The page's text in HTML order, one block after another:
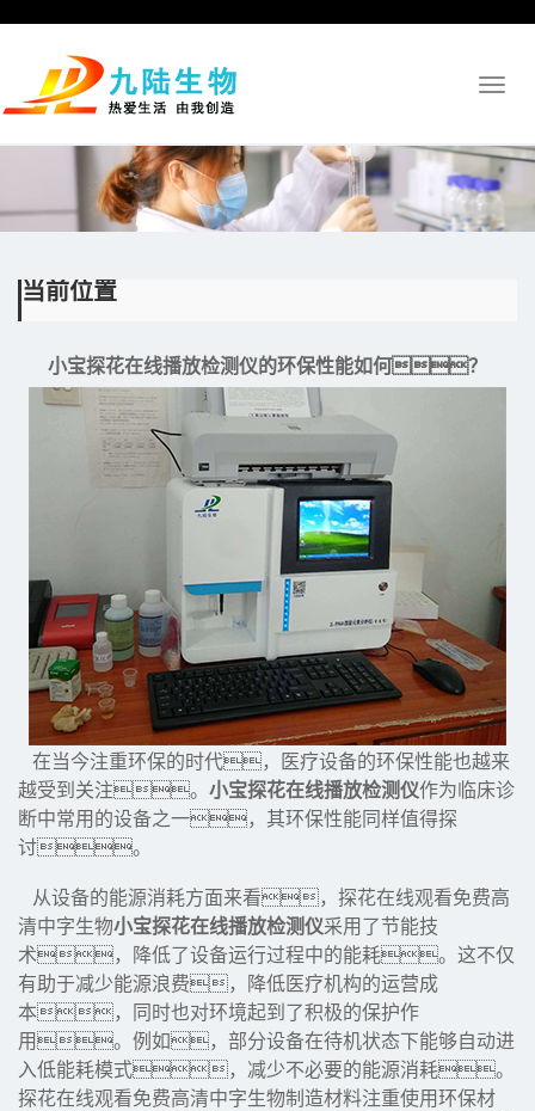
Toggle
当前位置
小宝探花在线播放检测仪的环保性能如何？
在当今注重环保的时代，医疗设备的环保性能也越来
越受到关注。 小宝探花在线播放检测仪作为临床诊
断中常用的设备之一，其环保性能同样值得探
讨。
从设备的能源消耗方面来看，探花在线观看免费高
清中字生物小宝探花在线播放检测仪采用了节能技
术，降低了设备运行过程中的能耗。这不仅
有助于减少能源浪费，降低医疗机构的运营成
本，同时也对环境起到了积极的保护作
用。例如，部分设备在待机状态下能够自动进
入低能耗模式，减少不必要的能源消耗。
探花在线观看免费高清中字生物制造材料注重使用环保材